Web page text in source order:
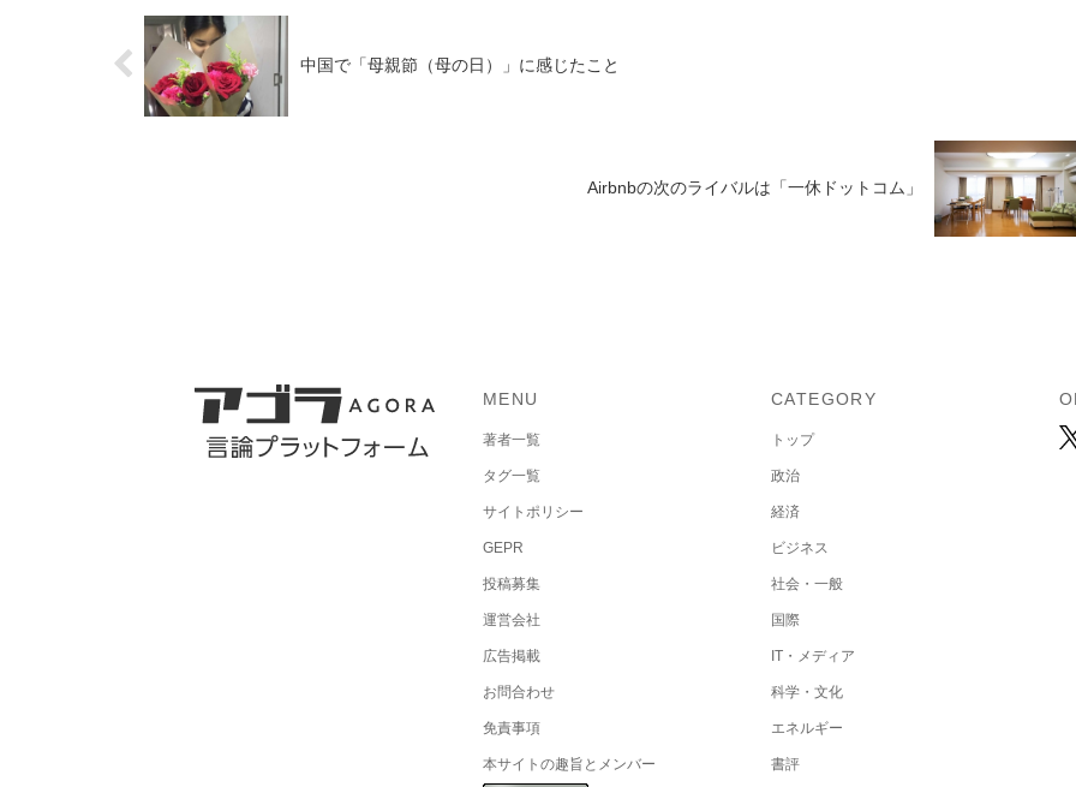
中国で「母親節（母の日）」に感じたこと
Airbnbの次のライバルは「一休ドットコム」
MENU
著者一覧
タグ一覧
サイトポリシー
GEPR
投稿募集
運営会社
広告掲載
お問合わせ
免責事項
本サイトの趣旨とメンバー
CATEGORY
トップ
政治
経済
ビジネス
社会・一般
国際
IT・メディア
科学・文化
エネルギー
書評